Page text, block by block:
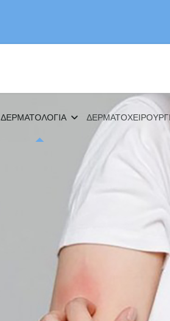
ΔΕΡΜΑΤΟΛΟΓΙΑ